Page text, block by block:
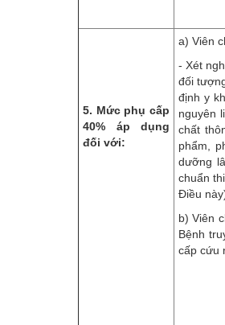
5. Mức phụ cấp
40% áp dụng
đối với:
a) Viên
- Xét
đối
định y
nguyên
chất
phẩm,
dưỡng
chuẩn
Điều
b) Viên
Bệnh
cấp cứu